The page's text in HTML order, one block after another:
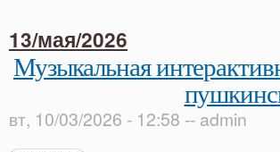
Activities calendar
13/мая/2026
Музыкальная
вт, 10/03/2026 - 12:58 -- admin